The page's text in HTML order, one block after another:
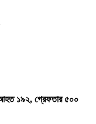
আহত ১৯২, গ্রেফতার ৫০০